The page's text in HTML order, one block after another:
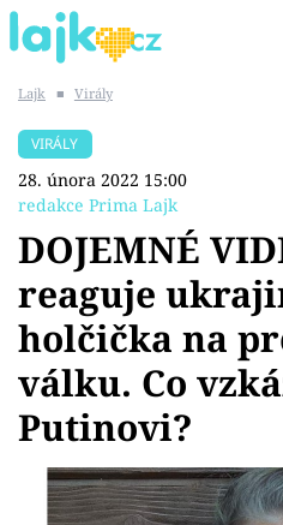
SHOPAHOLICADEL
Témata
Showbyznys
Youtubeři
Virály
Lajk ■ Virály
VIRÁLY
28. února 2022 15:00
redakce Prima Lajk
DOJEMNÉ
reaguje
holčička na
válku. Co
Putinovi?